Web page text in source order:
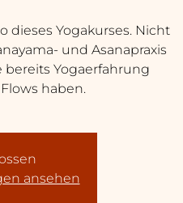
dieses Yogakurses. Nicht
und Asanapraxis
bereits Yogaerfahrung
haben.
ansehen